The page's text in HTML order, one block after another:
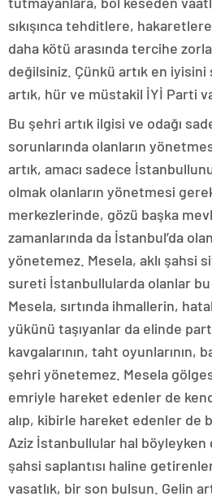
sıkışınca tehditlere,
daha kötü arasında tercihe
değilsiniz. Çünkü artık en
artık, hür ve müstakil İYİ Parti
Bu şehri artık ilgisi ve odağı
sorunlarında olanların
artık, amacı sadece
olmak olanların yönetmesi
merkezlerinde, gözü başka
zamanlarında da İstanbul’da
yönetemez. Mesela, aklı şahsi
sureti İstanbullularda olanlar
Mesela, sırtında ihmallerin,
yükünü taşıyanlar da elinde
kavgalarının, taht oyunlarının,
şehri yönetemez. Mesela
emriyle hareket edenler de
alıp, kibirle hareket edenler de
Aziz İstanbullular hal böyleyken
şahsi saplantısı haline
vasatlık, bir son bulsun. Gelin